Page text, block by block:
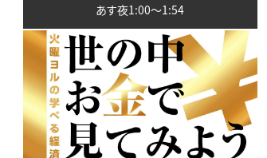
あす夜1:00〜1:54